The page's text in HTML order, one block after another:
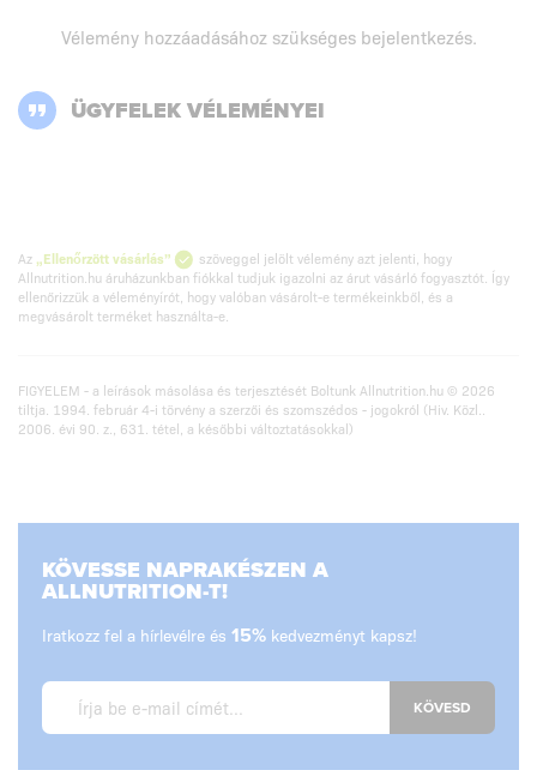
Vélemény hozzáadásához szükséges bejelentkezés.
ÜGYFELEK VÉLEMÉNYEI
Az „Ellenőrzött vásárlás”
szöveggel jelölt vélemény azt jelenti, hogy
Allnutrition.hu áruházunkban fiókkal tudjuk igazolni az árut vásárló fogyasztót. Így
ellenőrizzük a véleményírót, hogy valóban vásárolt-e termékeinkből, és a
megvásárolt terméket használta-e.
FIGYELEM - a leírások másolása és terjesztését Boltunk Allnutrition.hu © 2026
tiltja. 1994. február 4-i törvény a szerzői és szomszédos - jogokról (Hiv. Közl..
2006. évi 90. z., 631. tétel, a későbbi változtatásokkal)
KÖVESSE NAPRAKÉSZEN A
ALLNUTRITION-T!
Iratkozz fel a hírlevélre és 15% kedvezményt kapsz!
KÖVESD